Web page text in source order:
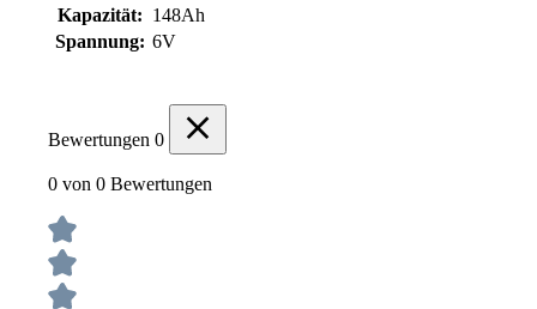
Kapazität: 148Ah
Spannung: 6V
Bewertungen 0
0 von 0 Bewertungen